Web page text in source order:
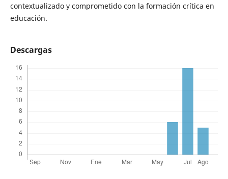
contextualizado y comprometido con la formación crítica en
educación.
Descargas